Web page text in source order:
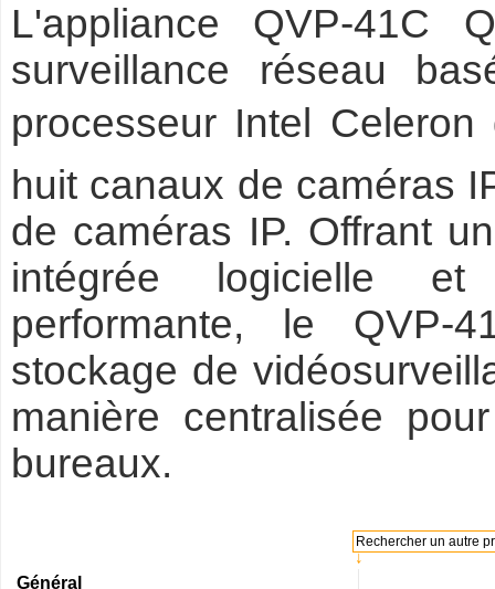
L'appliance QVP-
surveillance réseau
processeur Intel Celeron
huit canaux de caméras
de caméras IP. Offrant
intégrée logicielle et
performante, le QVP-
stockage de
manière centralisée
bureaux.
↓
Rechercher un autre
Général